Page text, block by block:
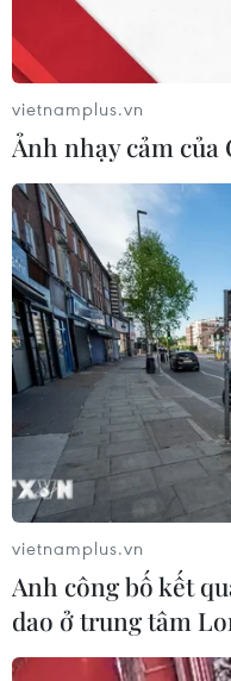
vietnamplus.vn
Ảnh nhạy cảm của
vietnamplus.vn
Anh công bố kết
dao ở trung tâm